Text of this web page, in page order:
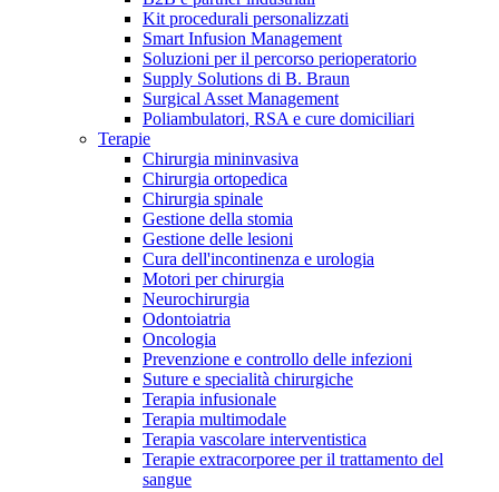
Catalogo prodotti
Trova il prodotto che stai cercando. Visita il catalogo B.
Braun con il nostro portfolio completo.
Hai domande o richieste? Scrivici per entrare subito in
contatto con un nostro referente.
Kit procedurali personalizzati
Smart Infusion Management
Soluzioni per il percorso perioperatorio
Supply Solutions di B. Braun
Surgical Asset Management
Poliambulatori, RSA e cure domiciliari
Terapie
Chirurgia mininvasiva
Chirurgia ortopedica
Chirurgia spinale
Gestione della stomia
Gestione delle lesioni
Cura dell'incontinenza e urologia
Motori per chirurgia
Neurochirurgia
Odontoiatria
Oncologia
Prevenzione e controllo delle infezioni
Suture e specialità chirurgiche
Terapia infusionale
Terapia multimodale
Terapia vascolare interventistica
Terapie extracorporee per il trattamento del
sangue